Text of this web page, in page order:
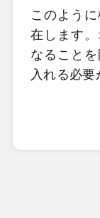
このよう
在します
なること
入れる必要